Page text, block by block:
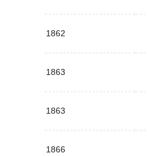
1862
1863
1863
1866